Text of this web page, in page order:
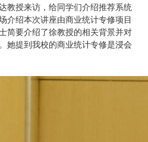
教授来访，给同学们介绍推荐系统
介绍本次讲座由商业统计专修项目
简要介绍了徐教授的相关背景并对
她提到我校的商业统计专修是浸会